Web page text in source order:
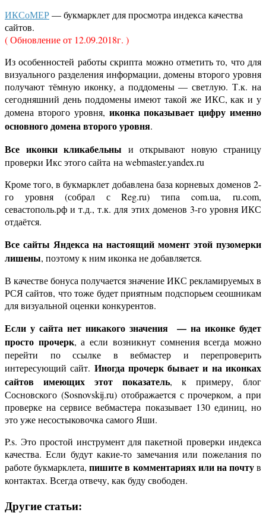
ИКСоМЕР— букмарклет для просмотра индекса качества
сайтов.
( Обновление от 12.09.2018г. )
Из особенностей работы скрипта можно отметить то, что для
визуального разделения информации, домены второго уровня
получают тёмную иконку, а поддомены — светлую. Т.к. на
сегодняшний день поддомены имеют такой же ИКС, как и у
домена второго уровня, иконка показывает цифру именно
основного домена второго уровня.
Все иконки кликабельны и открывают новую страницу
проверки Икс этого сайта на webmaster.yandex.ru
Кроме того, в букмарклет добавлена база корневых доменов 2-
го уровня (собрал с Reg.ru) типа com.ua, ru.com,
севастополь.рф и т.д., т.к. для этих доменов 3-го уровня ИКС
отдаётся.
Все сайты Яндекса на настоящий момент этой пузомерки
лишены, поэтому к ним иконка не добавляется.
В качестве бонуса получается значение ИКС рекламируемых в
РСЯ сайтов, что тоже будет приятным подспорьем сеошникам
для визуальной оценки конкурентов.
Если у сайта нет никакого значения — на иконке будет
просто прочерк, а если возникнут сомнения всегда можно
перейти по ссылке в вебмастер и перепроверить
интересующий сайт. Иногда прочерк бывает и на иконках
сайтов имеющих этот показатель, к примеру, блог
Сосновского (Sosnovskij.ru) отображается с прочерком, а при
проверке на сервисе вебмастера показывает 130 единиц, но
это уже несостыковочка самого Яши.
P.s. Это простой инструмент для пакетной проверки индекса
качества. Если будут какие-то замечания или пожелания по
работе букмарклета,пишите в комментариях или на почтув
контактах. Всегда отвечу, как буду свободен.
Другие статьи: